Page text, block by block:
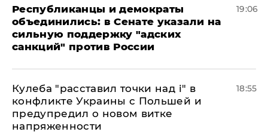
Республиканцы и демократы
объединились: в Сенате указали на
сильную поддержку "адских
санкций" против России
19:06
Кулеба "расставил точки над і" в
конфликте Украины с Польшей и
предупредил о новом витке
напряженности
18:55